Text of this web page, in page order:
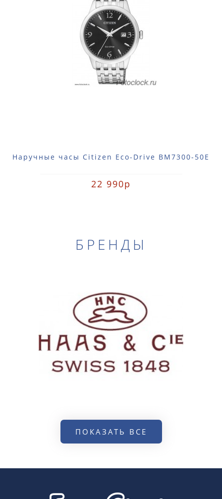
Наручные часы Citizen Eco-Drive BM7300-50E
22 990р
БРЕНДЫ
ПОКАЗАТЬ ВСЕ